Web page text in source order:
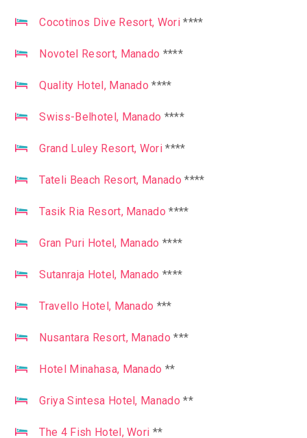
Cocotinos Dive Resort, Wori ****
Novotel Resort, Manado ****
Quality Hotel, Manado ****
Swiss-Belhotel, Manado ****
Grand Luley Resort, Wori ****
Tateli Beach Resort, Manado ****
Tasik Ria Resort, Manado ****
Gran Puri Hotel, Manado ****
Sutanraja Hotel, Manado ****
Travello Hotel, Manado ***
Nusantara Resort, Manado ***
Hotel Minahasa, Manado **
Griya Sintesa Hotel, Manado **
The 4 Fish Hotel, Wori **